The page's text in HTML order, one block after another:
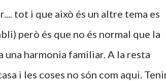
tot i que això és un altre tema es
però és que no és normal que la
harmonia familiar. A la resta
i les coses no són com aqui.